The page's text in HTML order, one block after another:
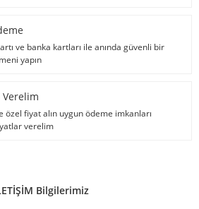
ve banka kartları ile anında güvenli bir
yapın
Verelim
özel fiyat alın uygun ödeme imkanları
verelim
Bilgilerimiz